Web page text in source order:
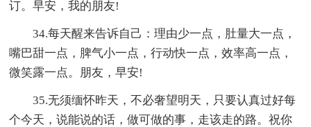
订。早安，我的朋友!
34.每天醒来告诉自己：理由少一点，肚量大一点，
嘴巴甜一点，脾气小一点，行动快一点，效率高一点，
微笑露一点。朋友，早安!
35.无须缅怀昨天，不必奢望明天，只要认真过好每
个今天，说能说的话，做可做的事，走该走的路。祝你